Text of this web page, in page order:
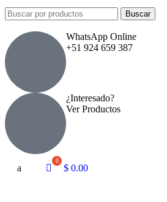
Buscar
WhatsApp Online
+51 924 659 387
¿Interesado?
Ver Productos
a $ 0.00